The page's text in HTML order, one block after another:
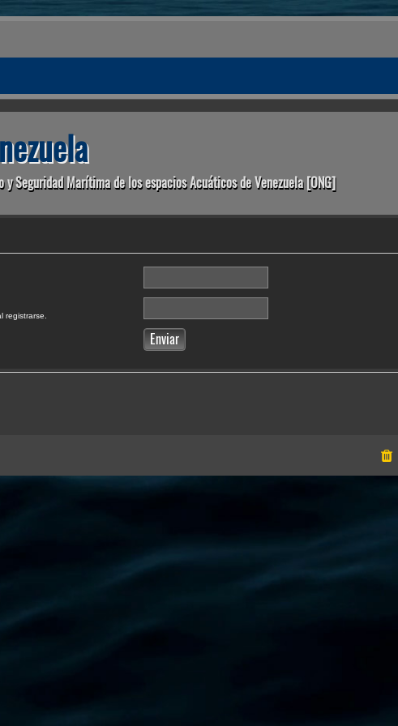
y Seguridad Marítima de los espacios Acuáticos de Venezuela [ONG]
registrarse.